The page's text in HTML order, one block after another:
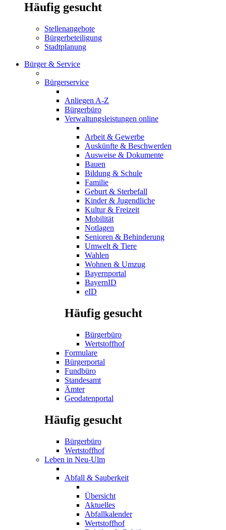
Häufig gesucht
Stellenangebote
Bürgerbeteiligung
Stadtplanung
Bürger & Service
Bürgerservice
Anliegen A-Z
Bürgerbüro
Verwaltungsleistungen online
Arbeit & Gewerbe
Auskünfte & Beschwerden
Ausweise & Dokumente
Bauen
Bildung & Schule
Familie
Geburt & Sterbefall
Kinder & Jugendliche
Kultur & Freizeit
Mobilität
Notlagen
Senioren & Behinderung
Umwelt & Tiere
Wahlen
Wohnen & Umzug
Bayernportal
BayernID
eID
Häufig gesucht
Bürgerbüro
Wertstoffhof
Formulare
Bürgerportal
Fundbüro
Standesamt
Ämter
Geodatenportal
Häufig gesucht
Bürgerbüro
Wertstoffhof
Leben in Neu-Ulm
Abfall & Sauberkeit
Übersicht
Aktuelles
Abfallkalender
Wertstoffhof